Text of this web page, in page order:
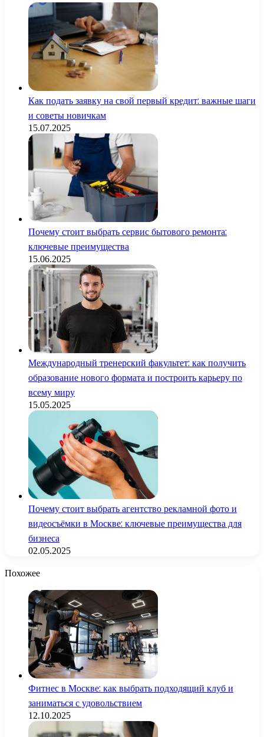
Как подать заявку на свой первый кредит: важные шаги
и советы новичкам
15.07.2025
Почему стоит выбрать сервис бытового ремонта:
ключевые преимущества
15.06.2025
Международный тренерский факультет: как получить
образование нового формата и построить карьеру по
всему миру
15.05.2025
Почему стоит выбрать агентство рекламной фото и
видеосъёмки в Москве: ключевые преимущества для
бизнеса
02.05.2025
Похожее
Фитнес в Москве: как выбрать подходящий клуб и
заниматься с удовольствием
12.10.2025